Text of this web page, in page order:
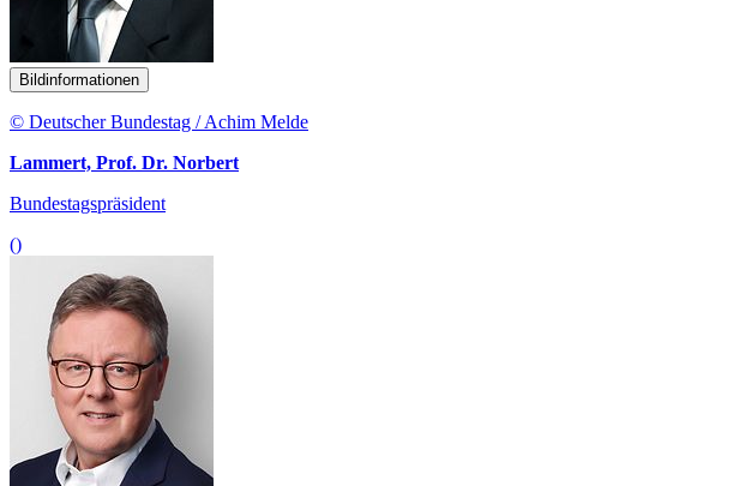
Bildinformationen
© Deutscher Bundestag / Achim Melde
Lammert, Prof. Dr. Norbert
Bundestagspräsident
()